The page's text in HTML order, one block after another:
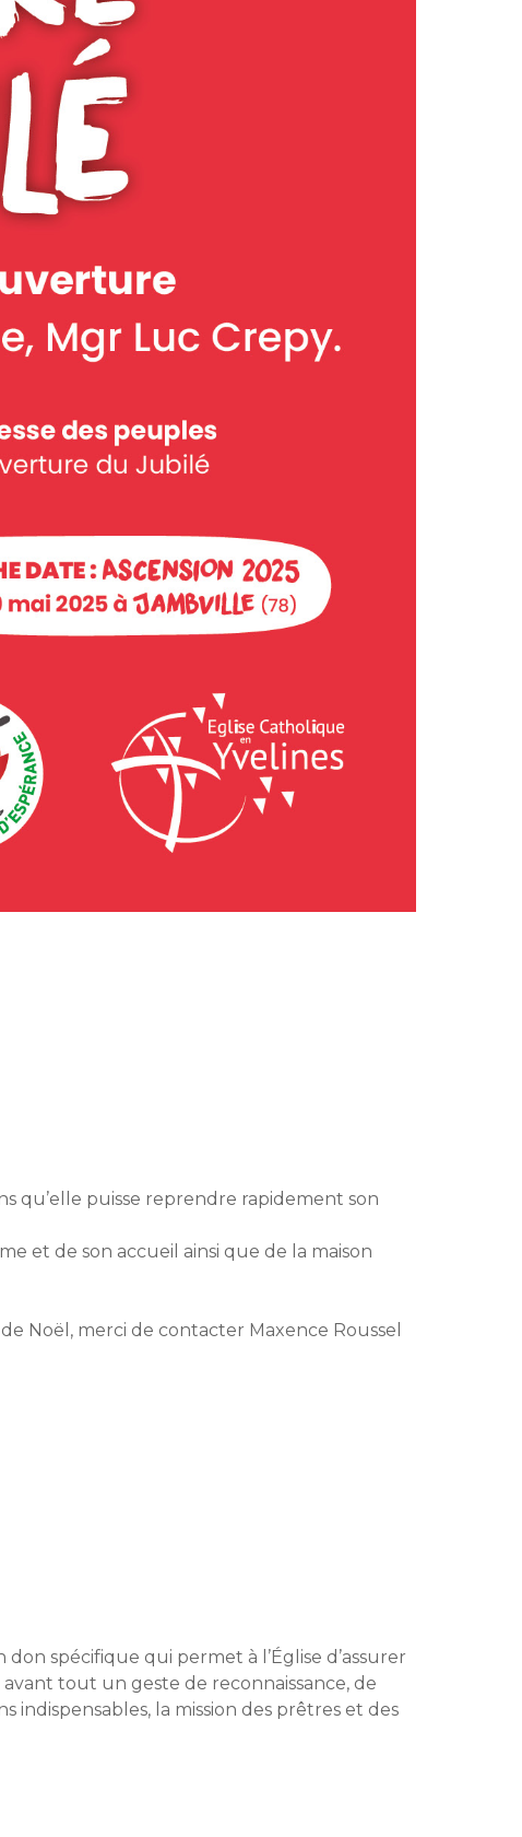
qu’elle puisse reprendre rapidement son
et de son accueil ainsi que de la maison
Noël, merci de contacter Maxence Roussel
spécifique qui permet à l’Église d’assurer
avant tout un geste de reconnaissance, de
indispensables, la mission des prêtres et des